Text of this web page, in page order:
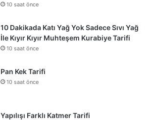
10 saat önce
10 Dakikada Katı Yağ Yok Sadece Sıvı Yağ
İle Kıyır Kıyır Muhteşem Kurabiye Tarifi
10 saat önce
Pan Kek Tarifi
10 saat önce
Yapılışı Farklı Katmer Tarifi